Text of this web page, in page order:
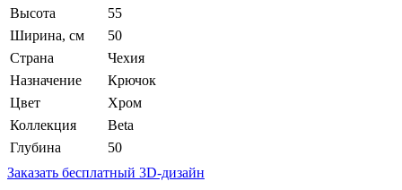
Высота
55
Ширина, см
50
Страна
Чехия
Назначение
Крючок
Цвет
Хром
Коллекция
Beta
Глубина
50
Заказать бесплатный 3D-дизайн